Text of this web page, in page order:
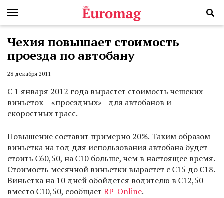
Чехия повышает стоимость
проезда по автобану
28 декабря 2011
С 1 января 2012 года вырастет стоимость чешских
виньеток – «проездных» - для автобанов и
скоростных трасс.
Повышение составит примерно 20%. Таким образом
виньетка на год для использования автобана будет
стоить €60,50, на €10 больше, чем в настоящее время.
Стоимость месячной виньетки вырастет с €15 до €18.
Виньетка на 10 дней обойдется водителю в €12,50
вместо €10,50, сообщает RP-Online.